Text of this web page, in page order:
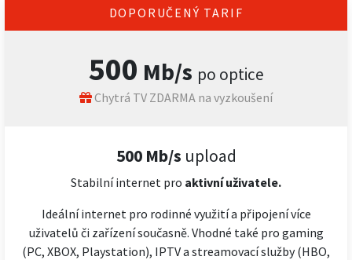
KontaktDOPORUČENÝ TARIF
500 Mb/s po optice
Chytrá TV ZDARMA na vyzkoušení
500 Mb/s upload
Stabilní internet pro aktivní uživatele.
Ideální internet pro rodinné využití a připojení více
uživatelů či zařízení současně. Vhodné také pro gaming
(PC, XBOX, Playstation), IPTV a streamovací služby (HBO,